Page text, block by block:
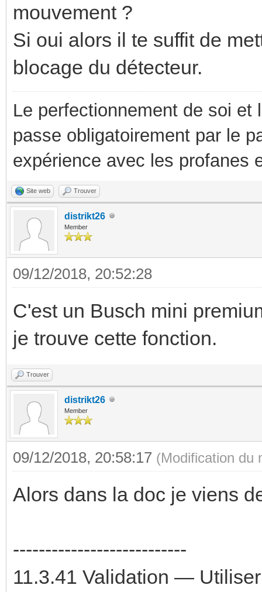
mouvement ?
Si oui alors il te suffit de
blocage du détecteur.
Le perfectionnement de soi
passe obligatoirement par le
expérience avec les profanes
Site web Trouver
distrikt26
Member
09/12/2018, 20:52:28
C'est un Busch mini
je trouve cette fonction.
Trouver
distrikt26
Member
09/12/2018, 20:58:17 (Modification du
Alors dans la doc je viens
---------------------------
11.3.41 Validation —